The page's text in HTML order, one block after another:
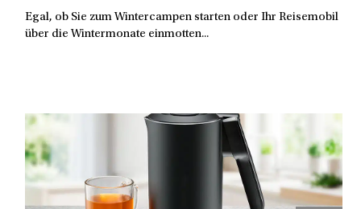
Egal, ob Sie zum Wintercampen starten oder Ihr Reisemobil
über die Wintermonate einmotten...